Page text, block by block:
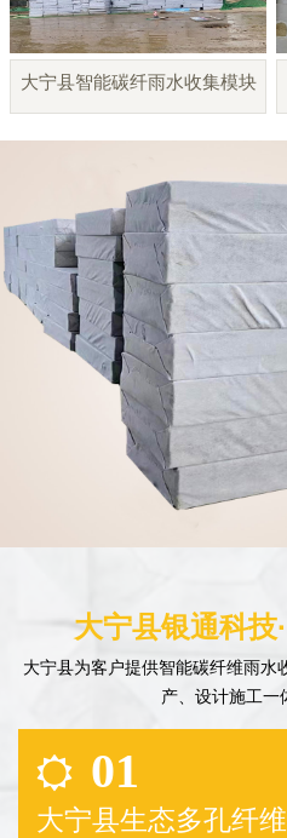
大宁县智能碳纤雨水收集模块
大宁县银通科技
大宁县为客户提供智能碳纤维雨水
产、设计施工一
01
大宁县生态多孔纤